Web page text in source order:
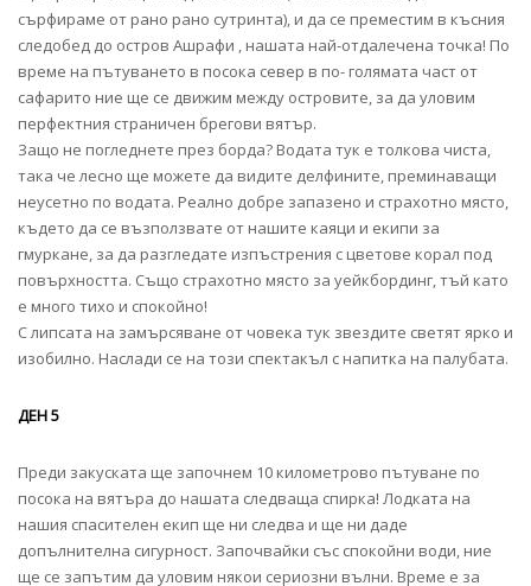
сърфираме от рано рано сутринта), и да се преместим в късния
следобед до остров Ашрафи , нашата най-отдалечена точка! По
време на пътуването в посока север в по- голямата част от
сафарито ние ще се движим между островите, за да уловим
перфектния страничен брегови вятър.
Защо не погледнете през борда? Водата тук е толкова чиста,
така че лесно ще можете да видите делфините, преминаващи
неусетно по водата. Реално добре запазено и страхотно място,
където да се възползвате от нашите каяци и екипи за
гмуркане, за да разгледате изпъстрения с цветове корал под
повърхността. Също страхотно място за уейкбординг, тъй като
е много тихо и спокойно!
С липсата на замърсяване от човека тук звездите светят ярко и
изобилно. Наслади се на този спектакъл с напитка на палубата.
ДЕН 5
Преди закуската ще започнем 10 километрово пътуване по
посока на вятъра до нашата следваща спирка! Лодката на
нашия спасителен екип ще ни следва и ще ни даде
допълнителна сигурност. Започвайки със спокойни води, ние
ще се запътим да уловим някои сериозни вълни. Време е за